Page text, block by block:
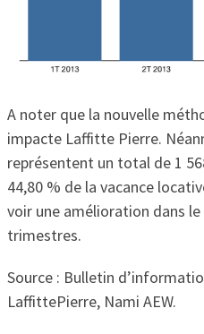
A noter que la nouvelle
impacte Laffitte Pierre.
représentent un total de 1
44,80 % de la vacance
voir une amélioration dans le
trimestres.
Source : Bulletin
LaffittePierre, Nami AEW.